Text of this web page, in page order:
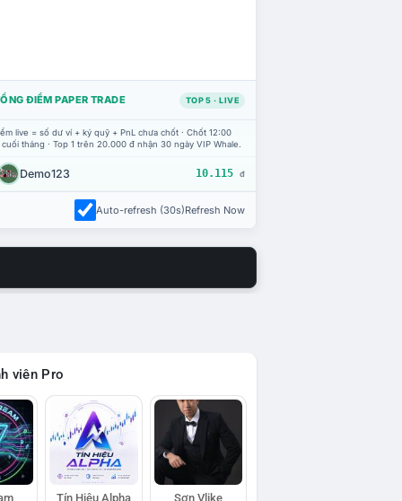
ĐIỂM PAPER TRADE TOP 5 · LIVE
live = số dư ví + ký quỹ + PnL chưa chốt · Chốt 12:00
tháng · Top 1 trên 20.000 đ nhận 30 ngày VIP Whale.
Demo123 10.115 đ
Auto-refresh (30s)Refresh Now
viên Pro
Tín Hiệu Alpha Sơn Vlike